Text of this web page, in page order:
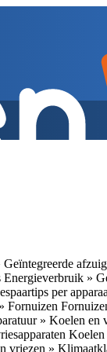
Energieverbruik »
per
Fornuizen
» Koelen en
Koelen
vriezen »